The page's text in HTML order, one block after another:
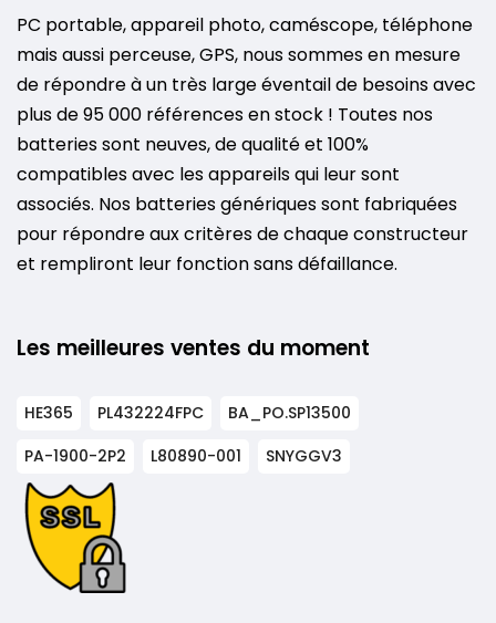
PC portable, appareil photo, caméscope, téléphone
mais aussi perceuse, GPS, nous sommes en mesure
de répondre à un très large éventail de besoins avec
plus de 95 000 références en stock ! Toutes nos
batteries sont neuves, de qualité et 100%
compatibles avec les appareils qui leur sont
associés. Nos batteries génériques sont fabriquées
pour répondre aux critères de chaque constructeur
et rempliront leur fonction sans défaillance.
Les meilleures ventes du moment
HE365 PL432224FPC
BA_PO.SP13500
PA-1900-2P2
L80890-001 SNYGGV3